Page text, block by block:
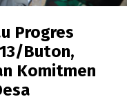
Progres
Buton,
Komitmen